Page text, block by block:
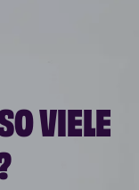
VIELE